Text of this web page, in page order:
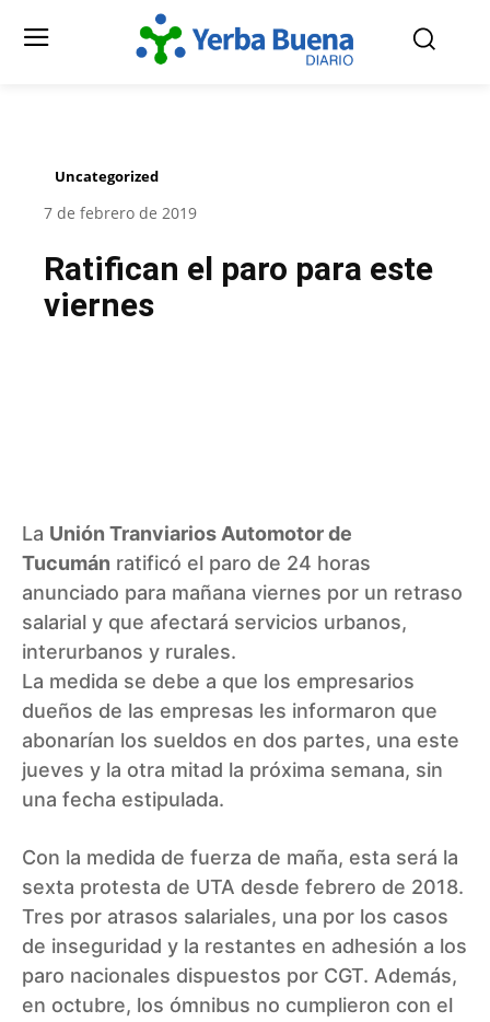
Uncategorized
7 de febrero de 2019
Ratifican el paro para este
viernes
La Unión Tranviarios Automotor de
Tucumán ratificó el paro de 24 horas
anunciado para mañana viernes por un retraso
salarial y que afectará servicios urbanos,
interurbanos y rurales.
La medida se debe a que los empresarios
dueños de las empresas les informaron que
abonarían los sueldos en dos partes, una este
jueves y la otra mitad la próxima semana, sin
una fecha estipulada.
Con la medida de fuerza de maña, esta será la
sexta protesta de UTA desde febrero de 2018.
Tres por atrasos salariales, una por los casos
de inseguridad y la restantes en adhesión a los
paro nacionales dispuestos por CGT. Además,
en octubre, los ómnibus no cumplieron con el